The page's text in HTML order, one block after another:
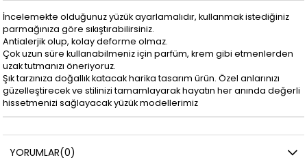
İncelemekte olduğunuz yüzük ayarlamalıdır, kullanmak istediğiniz
parmağınıza göre sıkıştırabilirsiniz.
Antialerjik olup, kolay deforme olmaz.
Çok uzun süre kullanabilmeniz için parfüm, krem gibi etmenlerden
uzak tutmanızı öneriyoruz.
Şık tarzınıza doğallık katacak harika tasarım ürün. Özel anlarınızı
güzelleştirecek ve stilinizi tamamlayarak hayatın her anında değerli
hissetmenizi sağlayacak yüzük modellerimiz
YORUMLAR(0)